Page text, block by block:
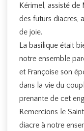
Kérimel, assisté
des futurs diacres,
de joie.
La basilique était
notre ensemble
et Françoise son
dans la vie du
prenante de cet
Remercions le
diacre à notre